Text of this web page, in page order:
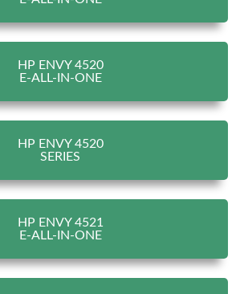
HP ENVY 4520
E-ALL-IN-ONE
HP ENVY 4520
SERIES
HP ENVY 4521
E-ALL-IN-ONE